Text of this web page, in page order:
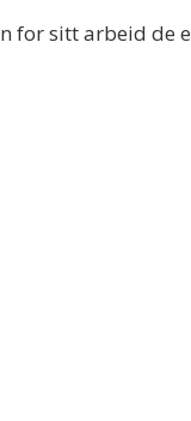
for sitt arbeid de